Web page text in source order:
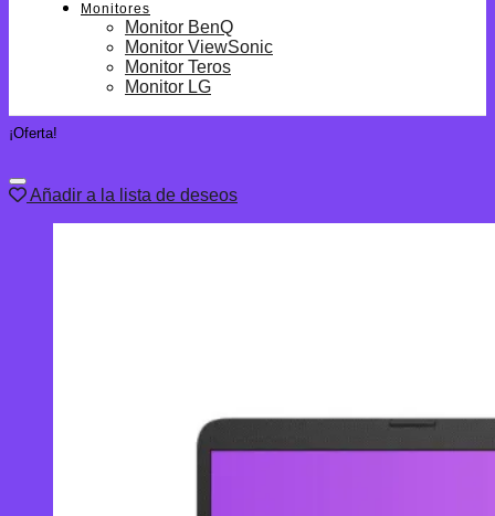
Monitores
Monitor BenQ
Monitor ViewSonic
Monitor Teros
Monitor LG
¡Oferta!
Añadir a la lista de deseos